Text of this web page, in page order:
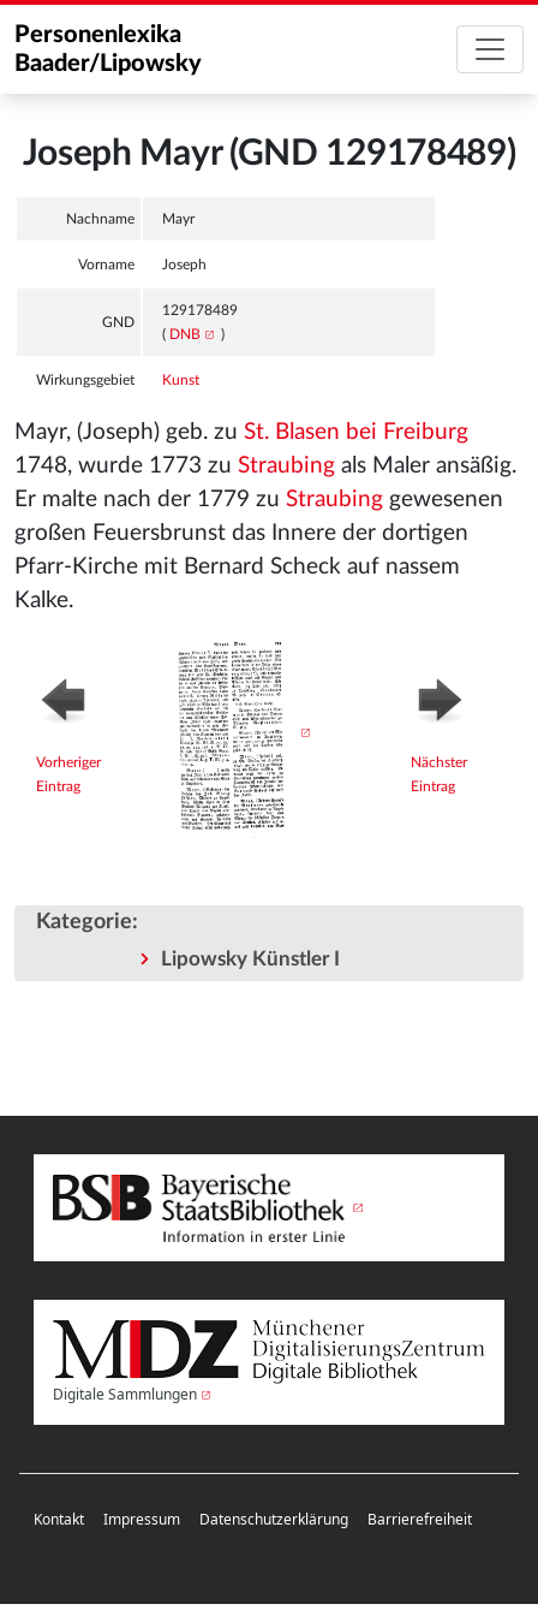
Personenlexika
Baader/Lipowsky
Joseph Mayr (GND 129178489)
Nachname Mayr
Vorname Joseph
GND
129178489
( DNB )
Wirkungsgebiet Kunst
Mayr, (Joseph) geb. zu St. Blasen bei Freiburg
1748, wurde 1773 zu Straubing als Maler ansäßig.
Er malte nach der 1779 zu Straubing gewesenen
großen Feuersbrunst das Innere der dortigen
Pfarr-Kirche mit Bernard Scheck auf nassem
Kalke.
Vorheriger
Eintrag
Nächster
Eintrag
Kategorie:
Lipowsky Künstler I
Digitale Sammlungen
Kontakt Impressum Datenschutzerklärung Barrierefreiheit